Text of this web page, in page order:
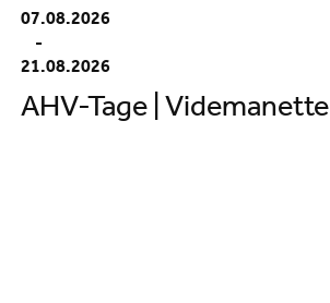
07.08.2026
-
21.08.2026
AHV-Tage | Videmanette